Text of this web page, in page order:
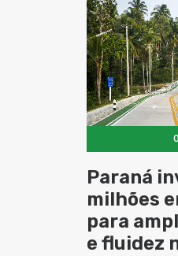
Paraná
milhões
para
e fluidez